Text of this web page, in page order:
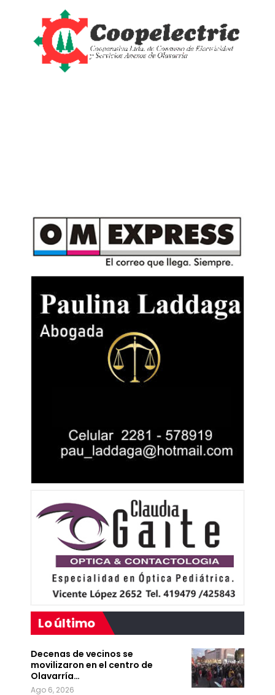
Lo último
Decenas de vecinos se
movilizaron en el centro de
Olavarría…
Ago 6, 2026